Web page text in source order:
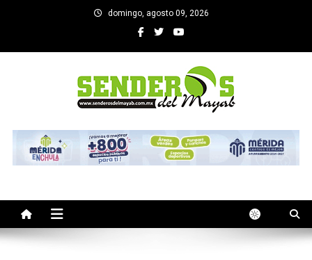
domingo, agosto 09, 2026
SENDEROS DEL MAYAB